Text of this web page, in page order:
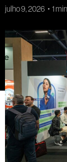
julho 9, 2026 1